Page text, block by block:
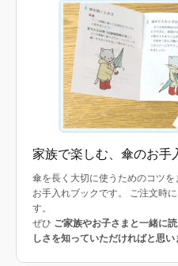
家族で楽しむ、傘のお手
傘を長く大切に使うためのコツ
お手入れブックです。 ご注文時に
す。
ぜひ ご家族やお子さまと一緒に
しさを知っていただければと思い